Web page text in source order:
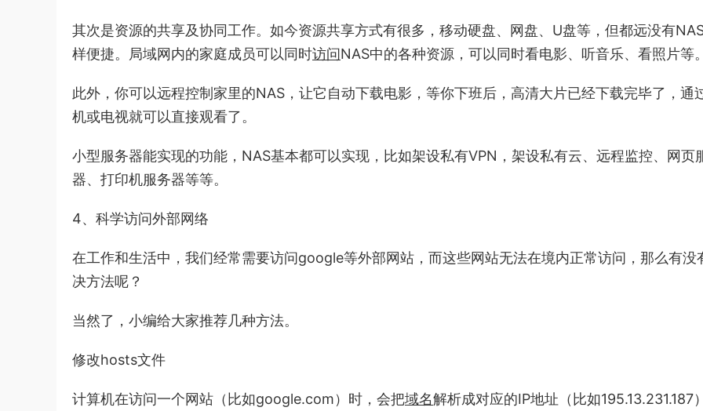
其次是资源的共享及协同工作。如今资源共享方式有很多，移动硬盘、网盘、U盘等，但都远没有
样便捷。局域网内的家庭成员可以同时访问NAS中的各种资源，可以同时看电影、听音乐、看照片等
此外，你可以远程控制家里的NAS，让它自动下载电影，等你下班后，高清大片已经下载完毕了，通
机或电视就可以直接观看了。
小型服务器能实现的功能，NAS基本都可以实现，比如架设私有VPN，架设私有云、远程监控、网页
器、打印机服务器等等。
4、科学访问外部网络
在工作和生活中，我们经常需要访问google等外部网站，而这些网站无法在境内正常访问，那么有没
决方法呢？
当然了，小编给大家推荐几种方法。
修改hosts文件
计算机在访问一个网站（比如google.com）时，会把域名解析成对应的IP地址（比如195.13.231.187